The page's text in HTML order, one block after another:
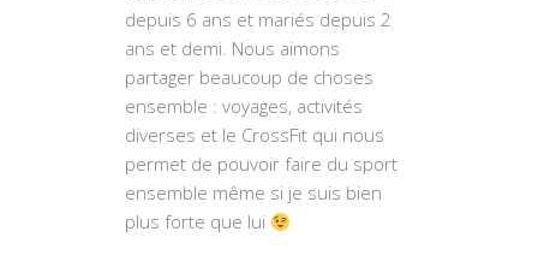
depuis 6 ans et mariés depuis 2
ans et demi. Nous aimons
partager beaucoup de choses
ensemble : voyages, activités
diverses et le CrossFit qui nous
permet de pouvoir faire du sport
ensemble même si je suis bien
plus forte que lui